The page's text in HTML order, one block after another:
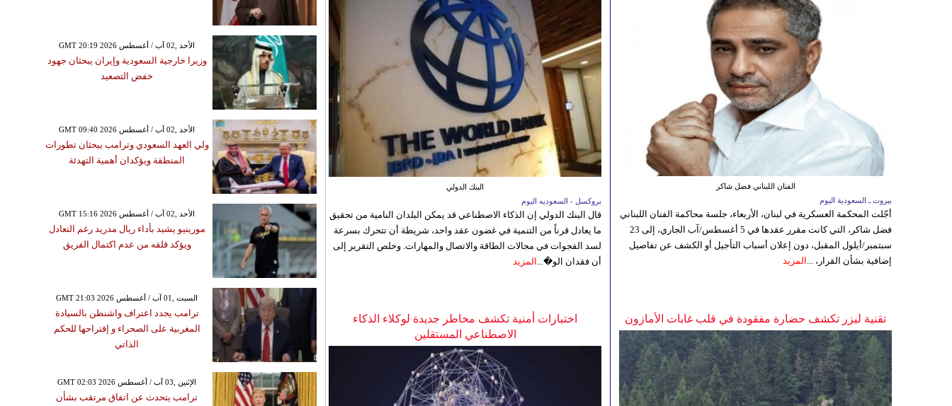
البنك الدولي
بروكسل - السعوديه اليوم
قال البنك الدولي إن الذكاء الاصطناعي قد يمكن البلدان النامية من تحقيق
ما يعادل قرناً من التنمية في غضون عقد واحد، شريطة أن تتحرك بسرعة
لسد الفجوات في مجالات الطاقة والاتصال والمهارات. وخلص التقرير إلى
أن فقدان الو�... المزيد
الفنان اللبناني فضل شاكر
بيروت ـ السعودية اليوم
أجّلت المحكمة العسكرية في لبنان، الأربعاء، جلسة محاكمة الفنان اللبناني
فضل شاكر، التي كانت مقرر عقدها في 5 أغسطس/آب الجاري، إلى 23
سبتمبر/أيلول المقبل، دون إعلان أسباب التأجيل أو الكشف عن تفاصيل
إضافية بشأن القرار، ... المزيد
اختبارات أمنية تكشف مخاطر جديدة لوكلاء الذكاء
الاصطناعي المستقلين
تقنية ليزر تكشف حضارة مفقودة في قلب غابات الأمازون
GMT 20:19 2026 الأحد ,02 آب / أغسطس
وزيرا خارجية السعودية وإيران يبحثان جهود
خفض التصعيد
GMT 09:40 2026 الأحد ,02 آب / أغسطس
ولي العهد السعودي وترامب يبحثان تطورات
المنطقة ويؤكدان أهمية التهدئة
GMT 15:16 2026 الأحد ,02 آب / أغسطس
مورينيو يشيد بأداء ريال مدريد رغم التعادل
ويؤكد قلقه من عدم اكتمال الفريق
GMT 21:03 2026 السبت ,01 آب / أغسطس
ترامب يجدد اعتراف واشنطن بالسيادة
المغربية على الصحراء و إقتراحها للحكم
الذاتي
GMT 02:03 2026 الإثنين ,03 آب / أغسطس
ترامب يتحدث عن اتفاق مرتقب بشأن